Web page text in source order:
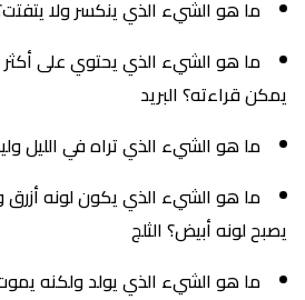
ما هو الشيء الذي ينكسر ولا
ما هو الشيء الذي يحتوي على
يمكن قراءته؟ البريد
ما هو الشيء الذي تراه في الليل
ما هو الشيء الذي يكون لونه أزرق
يصبح لونه أبيض؟ الثلج
ما هو الشيء الذي يولد ولكنه